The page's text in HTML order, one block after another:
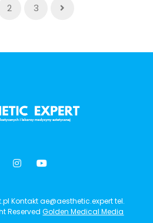
2 3
Kontakt ae@aesthetic.expert tel.
ReservedGolden Medical Media